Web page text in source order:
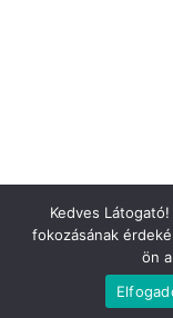
Kedves
fokozásának
ön